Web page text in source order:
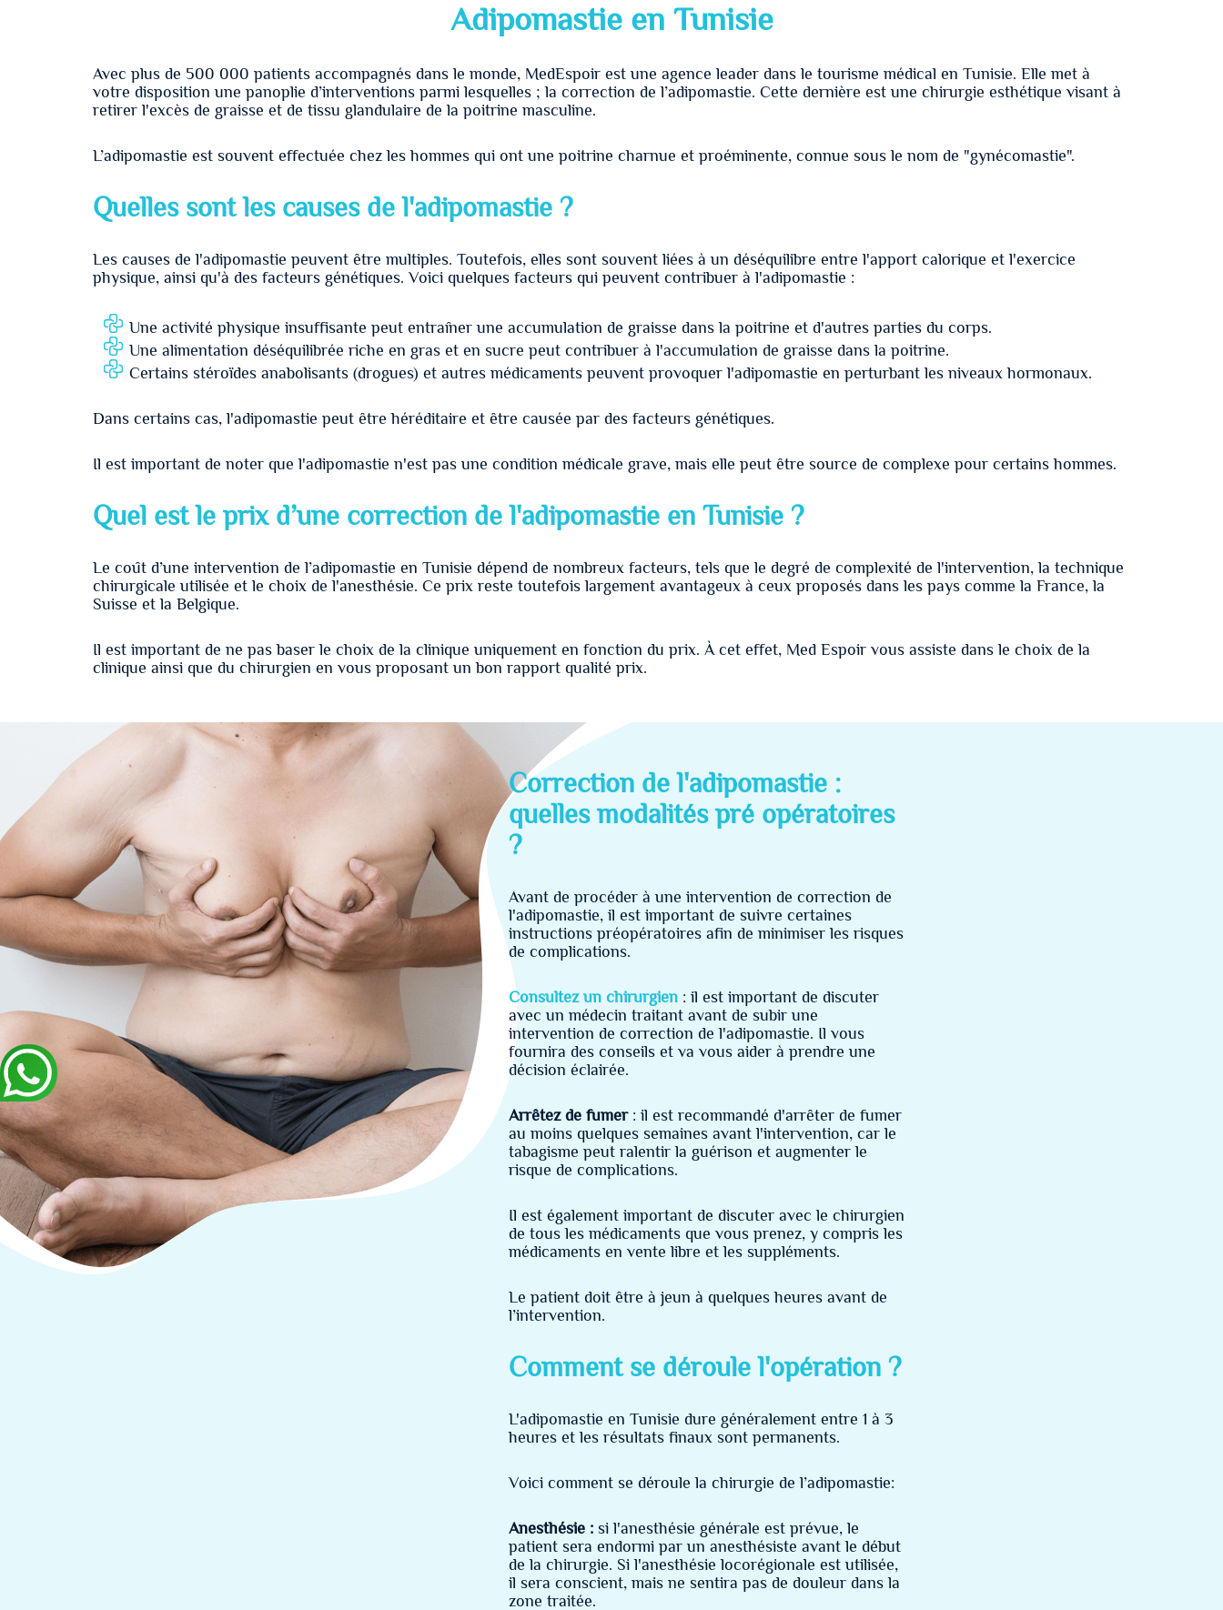
Adipomastie en Tunisie
Avec plus de 500 000 patients accompagnés dans le monde, MedEspoir est une agence leader dans le tourisme médical en Tunisie. Elle met à
votre disposition une panoplie d’interventions parmi lesquelles ; la correction de l’adipomastie. Cette dernière est une chirurgie esthétique visant à
retirer l'excès de graisse et de tissu glandulaire de la poitrine masculine.
L’adipomastie est souvent effectuée chez les hommes qui ont une poitrine charnue et proéminente, connue sous le nom de "gynécomastie".
Quelles sont les causes de l'adipomastie ?
Les causes de l'adipomastie peuvent être multiples. Toutefois, elles sont souvent liées à un déséquilibre entre l'apport calorique et l'exercice
physique, ainsi qu'à des facteurs génétiques. Voici quelques facteurs qui peuvent contribuer à l'adipomastie :
Une activité physique insuffisante peut entraîner une accumulation de graisse dans la poitrine et d'autres parties du corps.
Une alimentation déséquilibrée riche en gras et en sucre peut contribuer à l'accumulation de graisse dans la poitrine.
Certains stéroïdes anabolisants (drogues) et autres médicaments peuvent provoquer l'adipomastie en perturbant les niveaux hormonaux.
Dans certains cas, l'adipomastie peut être héréditaire et être causée par des facteurs génétiques.
Il est important de noter que l'adipomastie n'est pas une condition médicale grave, mais elle peut être source de complexe pour certains hommes.
Quel est le prix d’une correction de l'adipomastie en Tunisie ?
Le coût d’une intervention de l’adipomastie en Tunisie dépend de nombreux facteurs, tels que le degré de complexité de l'intervention, la technique
chirurgicale utilisée et le choix de l'anesthésie. Ce prix reste toutefois largement avantageux à ceux proposés dans les pays comme la France, la
Suisse et la Belgique.
Il est important de ne pas baser le choix de la clinique uniquement en fonction du prix. Àcet effet, Med Espoir vous assiste dans le choix de la
clinique ainsi que du chirurgien en vous proposant un bon rapport qualité prix.
Correction de l'adipomastie :
quelles modalités pré opératoires
?
Avant de procéder à une intervention de correction de
l'adipomastie, il est important de suivre certaines
instructions préopératoires afin de minimiser les risques
de complications.
Consultez un chirurgien : il est important de discuter
avec un médecin traitant avant de subir une
intervention de correction de l'adipomastie. Il vous
fournira des conseils et va vous aider à prendre une
décision éclairée.
Arrêtez de fumer: il est recommandé d'arrêter de fumer
au moins quelques semaines avant l'intervention, car le
tabagisme peut ralentir la guérison et augmenter le
risque de complications.
Il est également important de discuter avec le chirurgien
de tous les médicaments que vous prenez, y compris les
médicaments en vente libre et les suppléments.
Le patient doit être à jeun à quelques heures avant de
l’intervention.
Comment se déroule l'opération ?
L'adipomastie en Tunisie dure généralement entre 1 à 3
heures et les résultats finaux sont permanents.
Voici comment se déroule la chirurgie de l’adipomastie:
Anesthésie : si l'anesthésie générale est prévue, le
patient sera endormi par un anesthésiste avant le début
de la chirurgie. Si l'anesthésie locorégionale est utilisée,
il sera conscient, mais ne sentira pas de douleur dans la
zone traitée.